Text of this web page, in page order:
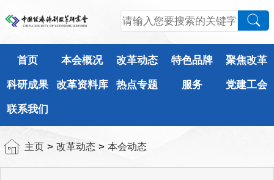
首页 本会概况 改革动态 特色品牌 聚焦改革
科研成果 改革资料库 热点专题 服务 党建工会
联系我们
主页 >改革动态 >本会动态